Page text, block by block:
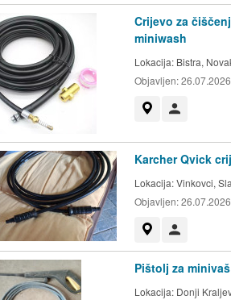
Crijevo za
miniwash
Lokacija: Bistra,
Objavljen:
Karcher Qvick
Lokacija:Vinkovci,
Objavljen:
Pištolj za
Lokacija: Donji